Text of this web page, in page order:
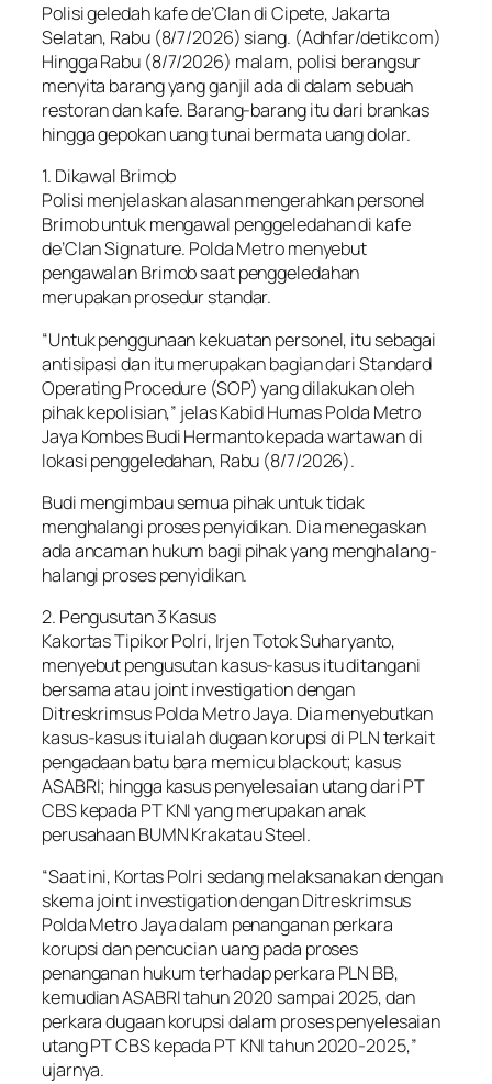
Polisi geledah kafe de’Clan di Cipete, Jakarta
Selatan, Rabu (8/7/2026) siang. (Adhfar/detikcom)
Hingga Rabu (8/7/2026) malam, polisi berangsur
menyita barang yang ganjil ada di dalam sebuah
restoran dan kafe. Barang-barang itu dari brankas
hingga gepokan uang tunai bermata uang dolar.
1. Dikawal Brimob
Polisi menjelaskan alasan mengerahkan personel
Brimob untuk mengawal penggeledahan di kafe
de’Clan Signature. Polda Metro menyebut
pengawalan Brimob saat penggeledahan
merupakan prosedur standar.
“Untuk penggunaan kekuatan personel, itu sebagai
antisipasi dan itu merupakan bagian dari Standard
Operating Procedure (SOP) yang dilakukan oleh
pihak kepolisian,” jelas Kabid Humas Polda Metro
Jaya Kombes Budi Hermanto kepada wartawan di
lokasi penggeledahan, Rabu (8/7/2026).
Budi mengimbau semua pihak untuk tidak
menghalangi proses penyidikan. Dia menegaskan
ada ancaman hukum bagi pihak yang menghalang-
halangi proses penyidikan.
2. Pengusutan 3 Kasus
Kakortas Tipikor Polri, Irjen Totok Suharyanto,
menyebut pengusutan kasus-kasus itu ditangani
bersama atau joint investigation dengan
Ditreskrimsus Polda Metro Jaya. Dia menyebutkan
kasus-kasus itu ialah dugaan korupsi di PLN terkait
pengadaan batu bara memicu blackout; kasus
ASABRI; hingga kasus penyelesaian utang dari PT
CBS kepada PT KNI yang merupakan anak
perusahaan BUMN Krakatau Steel.
“Saat ini, Kortas Polri sedang melaksanakan dengan
skema joint investigation dengan Ditreskrimsus
Polda Metro Jaya dalam penanganan perkara
korupsi dan pencucian uang pada proses
penanganan hukum terhadap perkara PLN BB,
kemudian ASABRI tahun 2020 sampai 2025, dan
perkara dugaan korupsi dalam proses penyelesaian
utang PT CBS kepada PT KNI tahun 2020-2025,”
ujarnya.